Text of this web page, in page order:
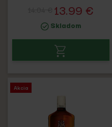
13.99 €
Skladom
Akcia